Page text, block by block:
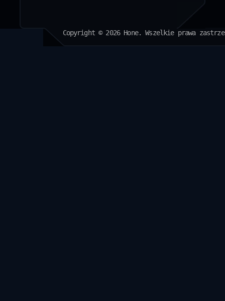
Copyright © 2026 Hone. Wszelkie prawa